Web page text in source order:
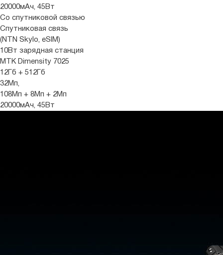
20000мАч, 45Вт
Со спутниковой связью
Спутниковая связь
(NTN Skylo, eSIM)
10Вт зарядная станция
MTK Dimensity 7025
12Гб + 512Гб
32Мп,
108Мп + 8Мп + 2Мп
20000мАч, 45Вт